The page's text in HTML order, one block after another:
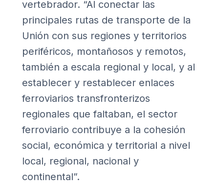
vertebrador. “Al conectar las
principales rutas de transporte de la
Unión con sus regiones y territorios
periféricos, montañosos y remotos,
también a escala regional y local, y al
establecer y restablecer enlaces
ferroviarios transfronterizos
regionales que faltaban, el sector
ferroviario contribuye a la cohesión
social, económica y territorial a nivel
local, regional, nacional y
continental”.